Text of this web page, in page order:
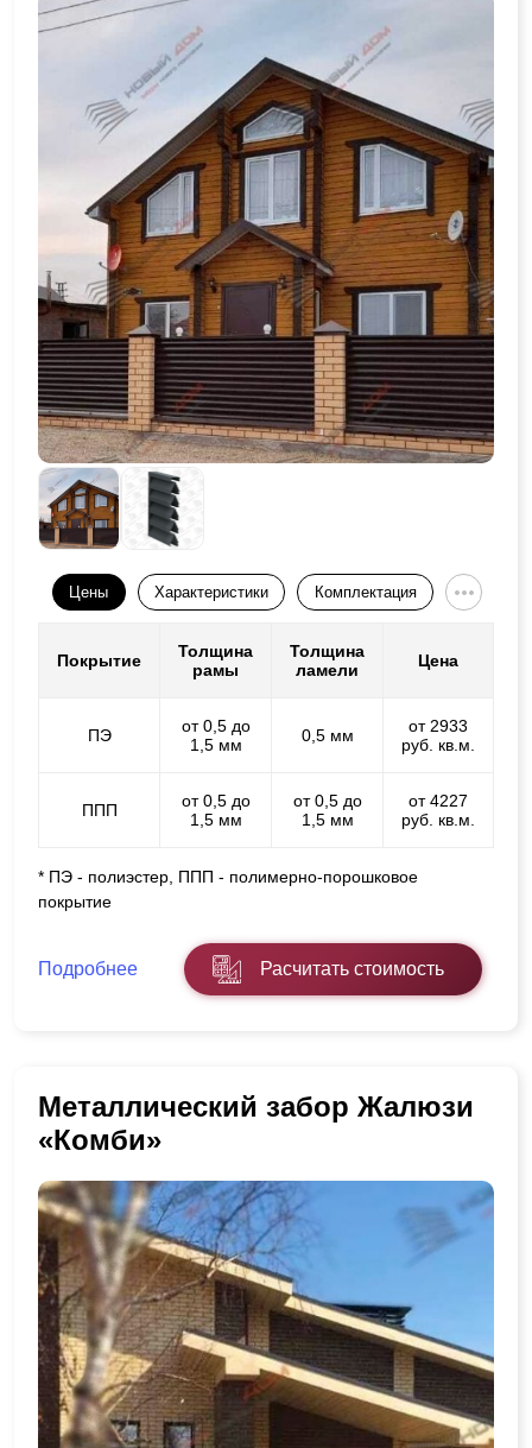
Цены Характеристики Комплектация
Покрытие
Толщина
рамы
Толщина
ламели
Цена
ПЭ
от 0,5 до
1,5 мм
0,5 мм
от 2933
руб. кв.м.
ППП
от 0,5 до
1,5 мм
от 0,5 до
1,5 мм
от 4227
руб. кв.м.
* ПЭ - полиэстер, ППП - полимерно-порошковое
покрытие
Подробнее Расчитать стоимость
Металлический забор Жалюзи
«Комби»